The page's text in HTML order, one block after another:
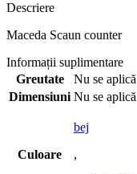
Descriere
Maceda Scaun counter
Informații suplimentare
Greutate
Nu se aplică
Dimensiuni Nu se aplică
Culoare
bej
,